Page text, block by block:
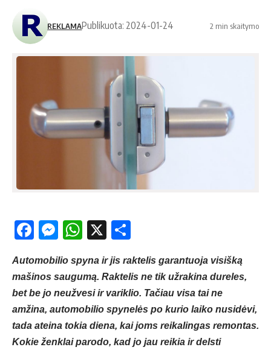
REKLAMAPublikuota: 2024-01-24 2 min skaitymo
Facebook
Messenger
WhatsApp
X
Automobilio spyna ir jis raktelis garantuoja visišką
mašinos saugumą. Raktelis ne tik užrakina dureles,
bet be jo neužvesi ir variklio. Tačiau visa tai ne
amžina, automobilio spynelės po kurio laiko nusidėvi,
tada ateina tokia diena, kai joms reikalingas remontas.
Kokie ženklai parodo, kad jo jau reikia ir delsti